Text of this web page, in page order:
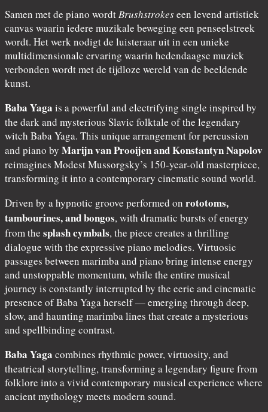
Samen met de piano wordtBrushstrokeseen levend artistiek
canvas waarin iedere muzikale beweging een penseelstreek
wordt. Het werk nodigt de luisteraar uit in een unieke
multidimensionale ervaring waarin hedendaagse muziek
verbonden wordt met de tijdloze wereld van de beeldende
kunst.
Baba Yaga is a powerful and electrifying single inspired by
the dark and mysterious Slavic folktale of the legendary
witch Baba Yaga. This unique arrangement for percussion
and piano by Marijn van Prooijen and Konstantyn Napolov
reimagines Modest Mussorgsky’s 150-year-old masterpiece,
transforming it into a contemporary cinematic sound world.
Driven by a hypnotic groove performed on rototoms,
tambourines, and bongos, with dramatic bursts of energy
from the splash cymbals, the piece creates a thrilling
dialogue with the expressive piano melodies. Virtuosic
passages between marimba and piano bring intense energy
and unstoppable momentum, while the entire musical
journey is constantly interrupted by the eerie and cinematic
presence of Baba Yaga herself — emerging through deep,
slow, and haunting marimba lines that create a mysterious
and spellbinding contrast.
Baba Yaga combines rhythmic power, virtuosity, and
theatrical storytelling, transforming a legendary figure from
folklore into a vivid contemporary musical experience where
ancient mythology meets modern sound.